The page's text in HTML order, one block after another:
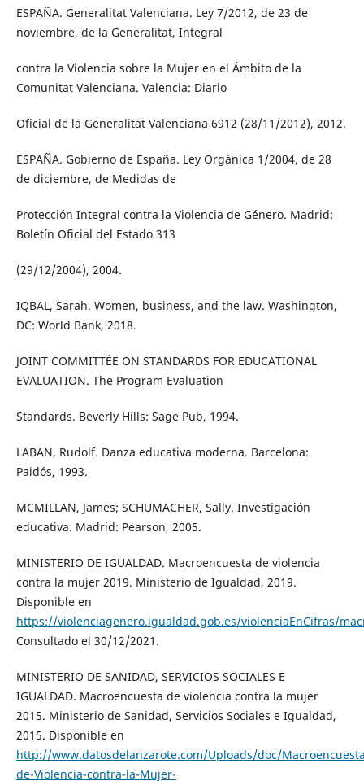
ESPAÑA. Generalitat Valenciana. Ley 7/2012, de 23 de
noviembre, de la Generalitat, Integral
contra la Violencia sobre la Mujer en el Ámbito de la
Comunitat Valenciana. Valencia: Diario
Oficial de la Generalitat Valenciana 6912 (28/11/2012), 2012.
ESPAÑA. Gobierno de España. Ley Orgánica 1/2004, de 28
de diciembre, de Medidas de
Protección Integral contra la Violencia de Género. Madrid:
Boletín Oficial del Estado 313
(29/12/2004), 2004.
IQBAL, Sarah. Women, business, and the law. Washington,
DC: World Bank, 2018.
JOINT COMMITTÉE ON STANDARDS FOR EDUCATIONAL
EVALUATION. The Program Evaluation
Standards. Beverly Hills: Sage Pub, 1994.
LABAN, Rudolf. Danza educativa moderna. Barcelona:
Paidós, 1993.
MCMILLAN, James; SCHUMACHER, Sally. Investigación
educativa. Madrid: Pearson, 2005.
MINISTERIO DE IGUALDAD. Macroencuesta de violencia
contra la mujer 2019. Ministerio de Igualdad, 2019.
Disponible en
https://violenciagenero.igualdad.gob.es/violenciaEnCifras/
Consultado el 30/12/2021.
MINISTERIO DE SANIDAD, SERVICIOS SOCIALES E
IGUALDAD. Macroencuesta de violencia contra la mujer
2015. Ministerio de Sanidad, Servicios Sociales e Igualdad,
2015. Disponible en
http://www.datosdelanzarote.com/Uploads/doc/
de-Violencia-contra-la-Mujer-